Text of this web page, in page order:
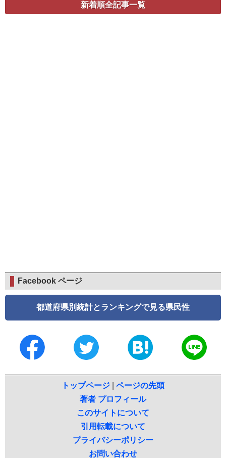
新着順全記事一覧
Facebook ページ
都道府県別統計とランキングで見る県民性
トップページ
ページの先頭
著者 プロフィール
このサイトについて
引用転載について
プライバシーポリシー
お問い合わせ